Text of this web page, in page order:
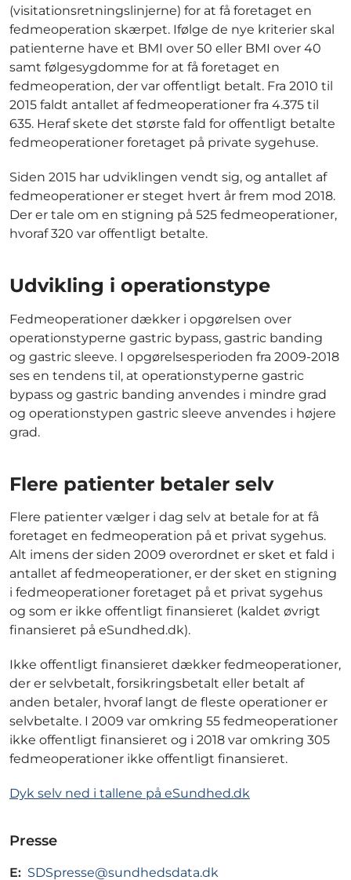
(visitationsretningslinjerne) for at få foretaget en
fedmeoperation skærpet. Ifølge de nye kriterier skal
patienterne have et BMI over 50 eller BMI over 40
samt følgesygdomme for at få foretaget en
fedmeoperation, der var offentligt betalt. Fra 2010 til
2015 faldt antallet af fedmeoperationer fra 4.375 til
635. Heraf skete det største fald for offentligt betalte
fedmeoperationer foretaget på private sygehuse.
Siden 2015 har udviklingen vendt sig, og antallet af
fedmeoperationer er steget hvert år frem mod 2018.
Der er tale om en stigning på 525 fedmeoperationer,
hvoraf 320 var offentligt betalte.
Udvikling i operationstype
Fedmeoperationer dækker i opgørelsen over
operationstyperne gastric bypass, gastric banding
og gastric sleeve. I opgørelsesperioden fra 2009-2018
ses en tendens til, at operationstyperne gastric
bypass og gastric banding anvendes i mindre grad
og operationstypen gastric sleeve anvendes i højere
grad.
Flere patienter betaler selv
Flere patienter vælger i dag selv at betale for at få
foretaget en fedmeoperation på et privat sygehus.
Alt imens der siden 2009 overordnet er sket et fald i
antallet af fedmeoperationer, er der sket en stigning
i fedmeoperationer foretaget på et privat sygehus
og som er ikke offentligt finansieret (kaldet øvrigt
finansieret på eSundhed.dk).
Ikke offentligt finansieret dækker fedmeoperationer,
der er selvbetalt, forsikringsbetalt eller betalt af
anden betaler, hvoraf langt de fleste operationer er
selvbetalte. I 2009 var omkring 55 fedmeoperationer
ikke offentligt finansieret og i 2018 var omkring 305
fedmeoperationer ikke offentligt finansieret.
Dyk selv ned i tallene på eSundhed.dk
Presse
E: SDSpresse@sundhedsdata.dk